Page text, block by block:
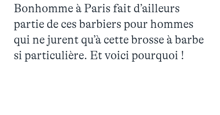
Bonhomme à Paris fait d’ailleurs
partie de ces barbiers pour hommes
qui ne jurent qu’à cette brosse à barbe
si particulière. Et voici pourquoi !